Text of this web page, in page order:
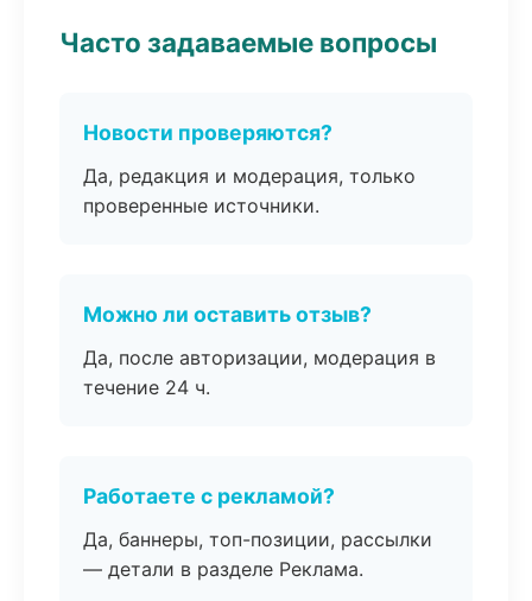
Часто задаваемые вопросы
Новости проверяются?
Да, редакция и модерация, только
проверенные источники.
Можно ли оставить отзыв?
Да, после авторизации, модерация в
течение 24 ч.
Работаете с рекламой?
Да, баннеры, топ-позиции, рассылки
— детали в разделе Реклама.